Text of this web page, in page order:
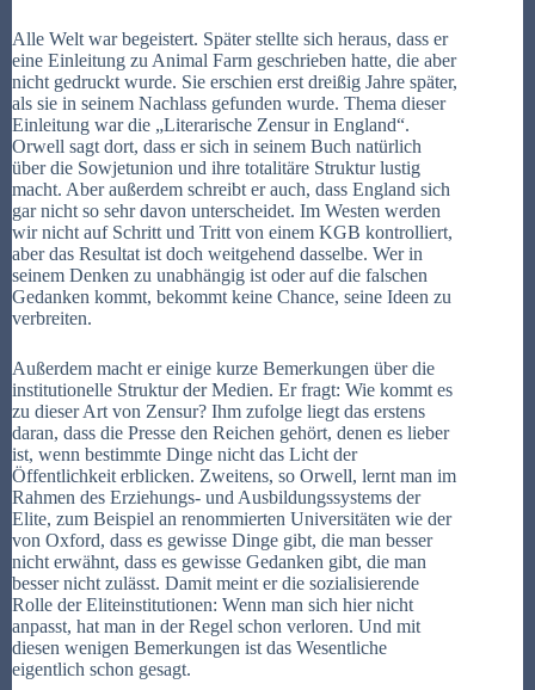
Alle Welt war begeistert. Später stellte sich heraus, dass er
eine Einleitung zu Animal Farm geschrieben hatte, die aber
nicht gedruckt wurde. Sie erschien erst dreißig Jahre später,
als sie in seinem Nachlass gefunden wurde. Thema dieser
Einleitung war die „Literarische Zensur in England“.
Orwell sagt dort, dass er sich in seinem Buch natürlich
über die Sowjetunion und ihre totalitäre Struktur lustig
macht. Aber außerdem schreibt er auch, dass England sich
gar nicht so sehr davon unterscheidet. Im Westen werden
wir nicht auf Schritt und Tritt von einem KGB kontrolliert,
aber das Resultat ist doch weitgehend dasselbe. Wer in
seinem Denken zu unabhängig ist oder auf die falschen
Gedanken kommt, bekommt keine Chance, seine Ideen zu
verbreiten.
Außerdem macht er einige kurze Bemerkungen über die
institutionelle Struktur der Medien. Er fragt: Wie kommt es
zu dieser Art von Zensur? Ihm zufolge liegt das erstens
daran, dass die Presse den Reichen gehört, denen es lieber
ist, wenn bestimmte Dinge nicht das Licht der
Öffentlichkeit erblicken. Zweitens, so Orwell, lernt man im
Rahmen des Erziehungs- und Ausbildungssystems der
Elite, zum Beispiel an renommierten Universitäten wie der
von Oxford, dass es gewisse Dinge gibt, die man besser
nicht erwähnt, dass es gewisse Gedanken gibt, die man
besser nicht zulässt. Damit meint er die sozialisierende
Rolle der Eliteinstitutionen: Wenn man sich hier nicht
anpasst, hat man in der Regel schon verloren. Und mit
diesen wenigen Bemerkungen ist das Wesentliche
eigentlich schon gesagt.